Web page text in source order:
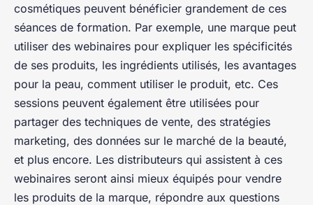
cosmétiques peuvent bénéficier grandement de ces
séances de formation. Par exemple, une marque peut
utiliser des webinaires pour expliquer les spécificités
de ses produits, les ingrédients utilisés, les avantages
pour la peau, comment utiliser le produit, etc. Ces
sessions peuvent également être utilisées pour
partager des techniques de vente, des stratégies
marketing, des données sur le marché de la beauté,
et plus encore. Les distributeurs qui assistent à ces
webinaires seront ainsi mieux équipés pour vendre
les produits de la marque, répondre aux questions